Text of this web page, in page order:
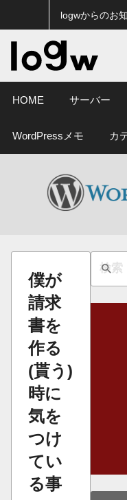
logwからのお
HOME サーバー
WordPressメモ カ
僕が
請求
書を
作る
(貰う)
時に
気を
つけ
てい
る事